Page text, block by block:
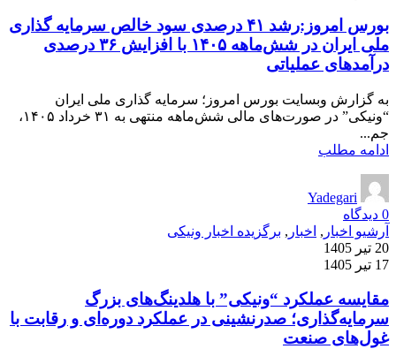
بورس امروز:رشد ۴۱ درصدی سود خالص سرمایه گذاری
ملی ایران در شش‌ماهه ۱۴۰۵ با افزایش ۳۶ درصدی
درآمدهای عملیاتی
به گزارش وبسایت بورس امروز؛ سرمایه گذاری ملی ایران
“ونیکی” در صورت‌های مالی شش‌ماهه منتهی به ۳۱ خرداد ۱۴۰۵،
جم...
ادامه مطلب
Yadegari
0 دیدگاه
آرشیو اخبار , اخبار , برگزیده اخبار ونیکی
20 تیر 1405
17 تیر 1405
مقایسه عملکرد “ونیکی” با هلدینگ‌های بزرگ
سرمایه‌گذاری؛ صدرنشینی در عملکرد دوره‌ای و رقابت با
غول‌های صنعت